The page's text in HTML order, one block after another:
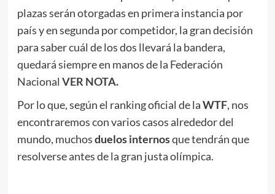
plazas serán otorgadas en primera instancia por
país y en segunda por competidor, la gran decisión
para saber cuál de los dos llevará la bandera,
quedará siempre en manos de la Federación
Nacional VER NOTA.
Por lo que, según el ranking oficial de laWTF, nos
encontraremos con varios casos alrededor del
mundo, muchosduelos internosque tendrán que
resolverse antes de la gran justa olímpica.